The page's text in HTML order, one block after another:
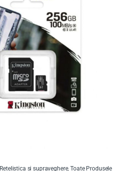
Retelistica si supraveghere,Toate Produsele